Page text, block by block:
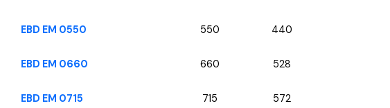
EBD EM 0550 550 440
EBD EM 0660 660 528
EBD EM 0715 715 572